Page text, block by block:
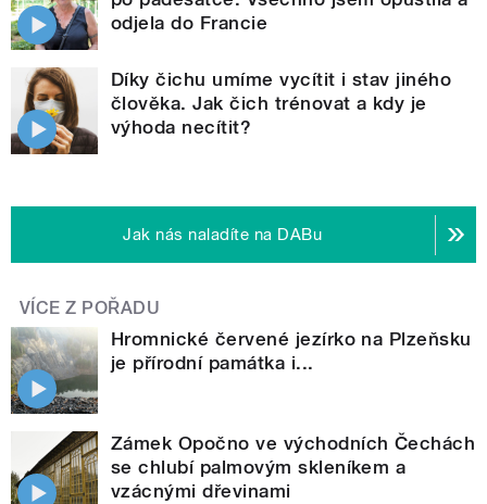
odjela do Francie
Díky čichu umíme vycítit i stav jiného
člověka. Jak čich trénovat a kdy je
výhoda necítit?
Jak nás naladíte na DABu
VÍCE Z POŘADU
Hromnické červené jezírko na Plzeňsku
je přírodní památka i...
Zámek Opočno ve východních Čechách
se chlubí palmovým skleníkem a
vzácnými dřevinami